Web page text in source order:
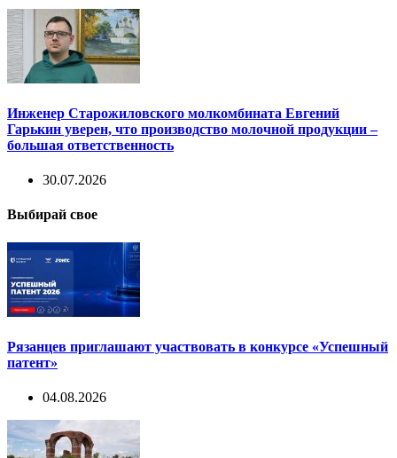
Инженер Старожиловского молкомбината Евгений
Гарькин уверен, что производство молочной продукции –
большая ответственность
30.07.2026
Выбирай свое
Рязанцев приглашают участвовать в конкурсе «Успешный
патент»
04.08.2026